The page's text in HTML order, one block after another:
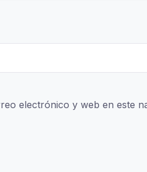
electrónico y web en este